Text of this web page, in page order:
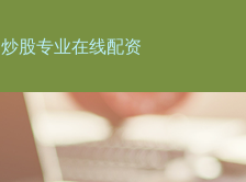
炒股专业在线配资